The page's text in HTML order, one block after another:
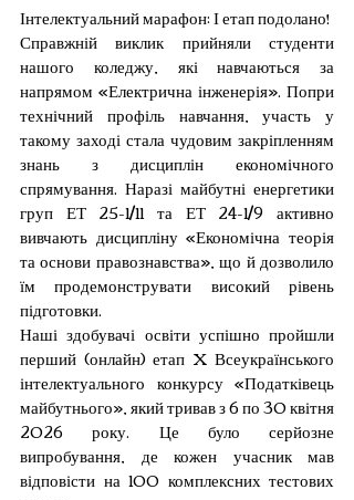
Інтелектуальний марафон: І етап подолано!
Справжній виклик прийняли студенти
нашого коледжу, які навчаються за
напрямом «Електрична інженерія». Попри
технічний профіль навчання, участь у
такому заході стала чудовим закріпленням
знань з дисциплін економічного
спрямування. Наразі майбутні енергетики
груп ЕТ 25-1/11 та ЕТ 24-1/9 активно
вивчають дисципліну «Економічна теорія
та основи правознавства», що й дозволило
їм продемонструвати високий рівень
підготовки.
Наші здобувачі освіти успішно пройшли
перший (онлайн) етап X Всеукраїнського
інтелектуального конкурсу «Податківець
майбутнього», який тривав з 6 по 30 квітня
2026 року. Це було серйозне
випробування, де кожен учасник мав
відповісти на 100 комплексних тестових